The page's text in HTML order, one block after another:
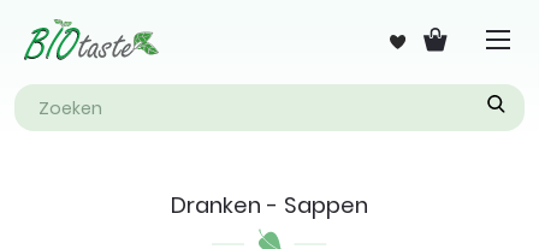
Dranken - Sappen